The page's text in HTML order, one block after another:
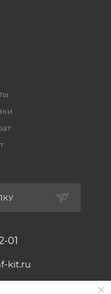
01
kit.ru